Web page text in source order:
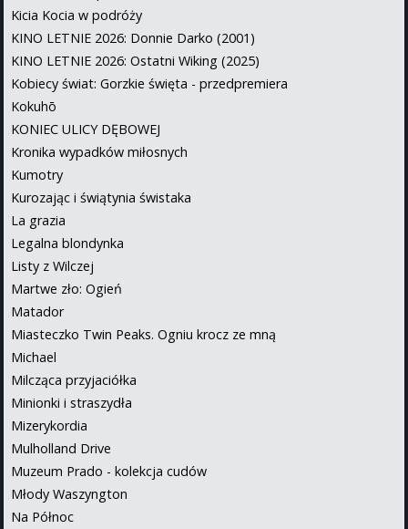
Kicia Kocia w podróży
KINO LETNIE 2026: Donnie Darko (2001)
KINO LETNIE 2026: Ostatni Wiking (2025)
Kobiecy świat: Gorzkie święta - przedpremiera
Kokuhō
KONIEC ULICY DĘBOWEJ
Kronika wypadków miłosnych
Kumotry
Kurozając i świątynia świstaka
La grazia
Legalna blondynka
Listy z Wilczej
Martwe zło: Ogień
Matador
Miasteczko Twin Peaks. Ogniu krocz ze mną
Michael
Milcząca przyjaciółka
Minionki i straszydła
Mizerykordia
Mulholland Drive
Muzeum Prado - kolekcja cudów
Młody Waszyngton
Na Północ